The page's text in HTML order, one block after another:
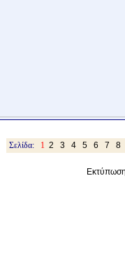
Σελίδα: 1 2 3 4 5 6 7 8